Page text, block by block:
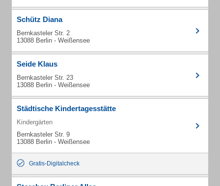
Schütz Diana
Bernkasteler Str. 2
13088 Berlin - Weißensee
Seide Klaus
Bernkasteler Str. 23
13088 Berlin - Weißensee
Städtische Kindertagesstätte
Kindergärten
Bernkasteler Str. 9
13088 Berlin - Weißensee
Gratis-Digitalcheck